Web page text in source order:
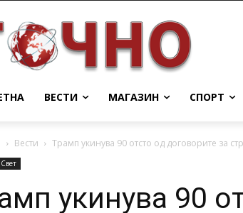
ВЕСТИ МАГАЗИН СПОРТ
Вести Трамп укинува 90 отсто од договорите за
Свет
укинува 90